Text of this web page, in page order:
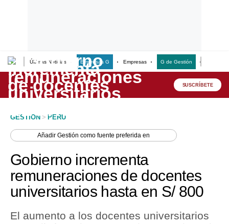
Últimas Noticias Empresas G Empresas G de Gestión
Lo último
Peru Quiosco
Economía
Mercados
SUSCRÍBETE
GESTION > PERU
AñadirGestión como fuente preferida en
Gobierno incrementa
remuneraciones de docentes
universitarios hasta en S/ 800
El aumento a los docentes universitarios